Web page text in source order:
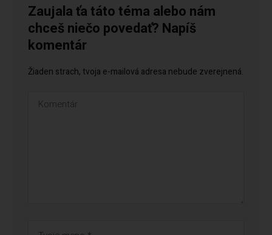
Zaujala ťa táto téma alebo nám
chceš niečo povedať? Napíš
komentár
Žiaden strach, tvoja e-mailová adresa nebude zverejnená.